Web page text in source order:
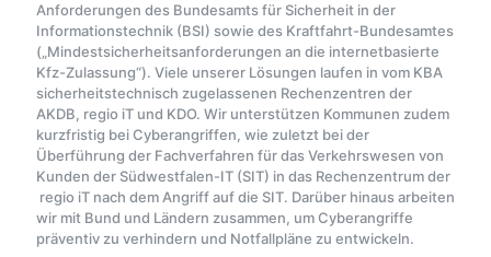
Anforderungen des Bundesamts für Sicherheit in der
Informationstechnik (BSI) sowie des Kraftfahrt-Bundesamtes
(„Mindestsicherheitsanforderungen an die internetbasierte
Kfz-Zulassung“). Viele unserer Lösungen laufen in vom KBA
sicherheitstechnisch zugelassenen Rechenzentren der
AKDB, regio iT und KDO. Wir unterstützen Kommunen zudem
kurzfristig bei Cyberangriffen, wie zuletzt bei der
Überführung der Fachverfahren für das Verkehrswesen von
Kunden der Südwestfalen-IT (SIT) in das Rechenzentrum der
regio iT nach dem Angriff auf die SIT. Darüber hinaus arbeiten
wir mit Bund und Ländern zusammen, um Cyberangriffe
präventiv zu verhindern und Notfallpläne zu entwickeln.